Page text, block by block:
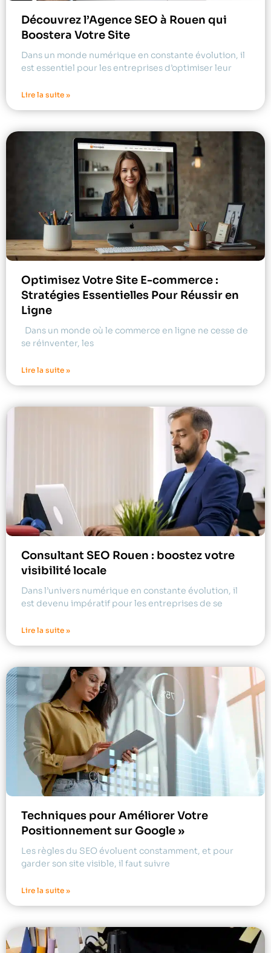
Découvrez l’Agence SEO à Rouen qui
Boostera Votre Site
Dans un monde numérique en constante évolution, il
est essentiel pour les entreprises d’optimiser leur
Lire la suite »
Optimisez Votre Site E-commerce :
Stratégies Essentielles Pour Réussir en
Ligne
Dans un monde où le commerce en ligne ne cesse de
se réinventer, les
Lire la suite »
Consultant SEO Rouen : boostez votre
visibilité locale
Dans l’univers numérique en constante évolution, il
est devenu impératif pour les entreprises de se
Lire la suite »
Techniques pour Améliorer Votre
Positionnement sur Google »
Les règles du SEO évoluent constamment, et pour
garder son site visible, il faut suivre
Lire la suite »